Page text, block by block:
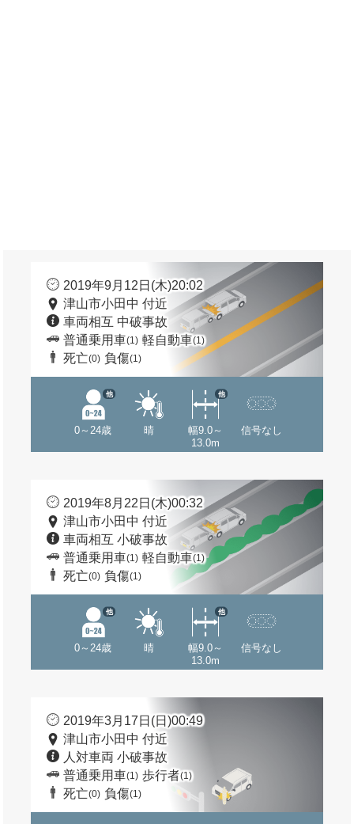
2019年9月12日(木)20:02
津山市小田中 付近
車両相互 中破事故
普通乗用車(1) 軽自動車(1)
死亡(0) 負傷(1)
0～24歳
他
晴
幅9.0～
13.0m
他
信号なし
2019年8月22日(木)00:32
津山市小田中 付近
車両相互 小破事故
普通乗用車(1) 軽自動車(1)
死亡(0) 負傷(1)
0～24歳
他
晴
幅9.0～
13.0m
他
信号なし
2019年3月17日(日)00:49
津山市小田中 付近
人対車両 小破事故
普通乗用車(1) 歩行者(1)
死亡(0) 負傷(1)